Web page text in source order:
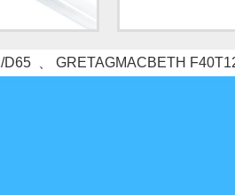
、 GRETAGMACBETH